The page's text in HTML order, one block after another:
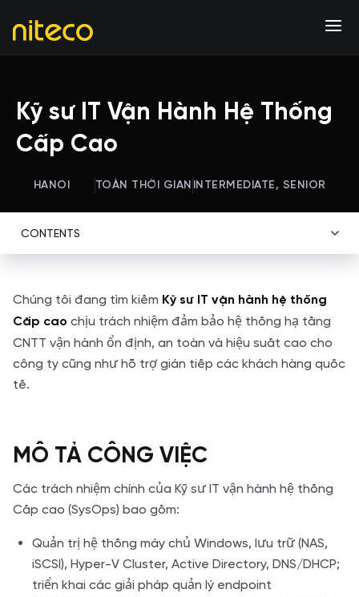
Kỹ sư IT Vận Hành Hệ Thống
Cấp Cao
HANOI TOÀN THỜI GIAN INTERMEDIATE, SENIOR
CONTENTS
Chúng tôi đang tìm kiếm Kỹ sư IT vận hành hệ thống
Cấp cao chịu trách nhiệm đảm bảo hệ thống hạ tầng
CNTT vận hành ổn định, an toàn và hiệu suất cao cho
công ty cũng như hỗ trợ gián tiếp các khách hàng quốc
tế.
MÔ TẢ CÔNG VIỆC
Các trách nhiệm chính của Kỹ sư IT vận hành hệ thống
Cấp cao (SysOps) bao gồm:
Quản trị hệ thống máy chủ Windows, lưu trữ (NAS,
iSCSI), Hyper-V Cluster, Active Directory, DNS/DHCP;
triển khai các giải pháp quản lý endpoint